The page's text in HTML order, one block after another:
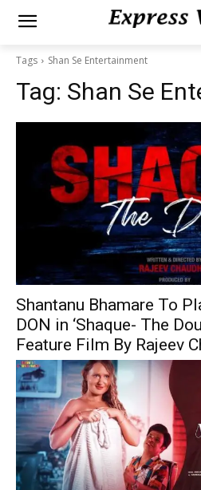
Tags Shan Se Entertainment
Tag: Shan Se
Shantanu Bhamare To
DON in ‘Shaque- The
Feature Film By Rajeev